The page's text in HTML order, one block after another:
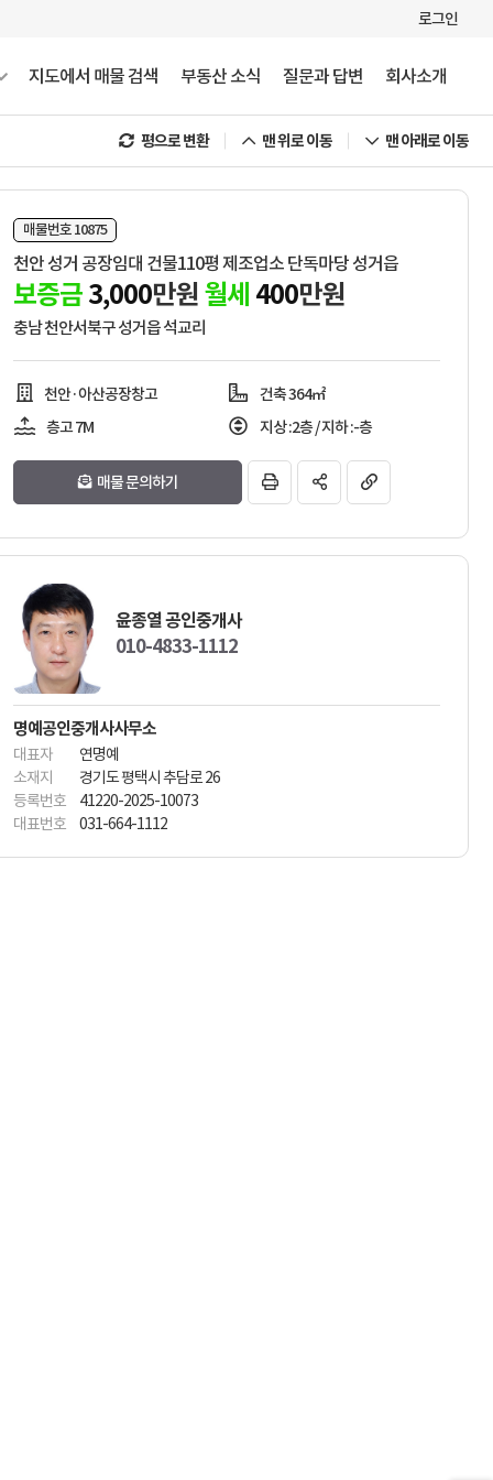
로그인
지도에서 매물 검색 부동산 소식 질문과 답변 회사소개
평으로 변환 맨 위로 이동 맨 아래로 이동
매물번호 10875
천안 성거 공장임대 건물110평 제조업소 단독마당 성거읍
보증금3,000만원월세 400만원
충남 천안서북구 성거읍 석교리
천안·아산공장창고
건축 364㎡
층고 7M
지상 :2층/지하 :-층
매물 문의하기
윤종열 공인중개사
010-4833-1112
명예공인중개사사무소
대표자
연명예
소재지
경기도 평택시 추담로 26
등록번호
41220-2025-10073
대표번호
031-664-1112